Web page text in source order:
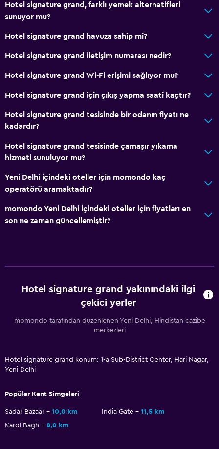
Havalimanı servisi (ücretli)
Çamaşırhane
Havuz
Havuz bar
Havuz
Ortak lobi/TV alanı
Dış alan
Hotel signature grand, farklı yemek alternatifleri
sunuyor mu?
Hotel signature grand havuza sahip mi?
Hotel signature grand iletişim numarası nedir?
Hotel signature grand Wi-Fi erişimi sağlıyor mu?
Hotel signature grand için çıkış yapma saati kaçtır?
Hotel signature grand tesisinde bir odanın fiyatı ne
kadardır?
Hotel signature grand tesisinde çamaşır yıkama
hizmeti sunuluyor mu?
Yeni Delhi içindeki oteller için momondo kaç
operatörü aramaktadır?
momondo Yeni Delhi içindeki oteller için fiyatları en
son ne zaman güncellemiştir?
Hotel signature grand yakınındaki ilgi
çekici yerler
momondo tarafından düzenlenen Yeni Delhi, Hindistan cazibe
merkezleri
Hotel signature grand konum: 1-a Sub-District Center, Hari Nagar,
Yeni Delhi
Popüler Kent Simgeleri
Sadar Bazaar 10,0 km India Gate
11,5 km
Karol Bagh
8,0 km